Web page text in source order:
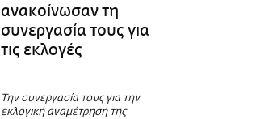
ανακοίνωσαν τη
συνεργασία τους για
τις εκλογές
Την συνεργασία τους για την
εκλογική αναμέτρηση της